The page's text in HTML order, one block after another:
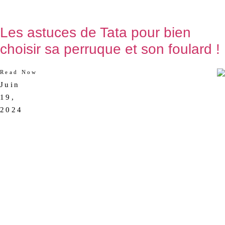
Les astuces de Tata pour bien
choisir sa perruque et son foulard !
Read Now
Juin
19,
2024